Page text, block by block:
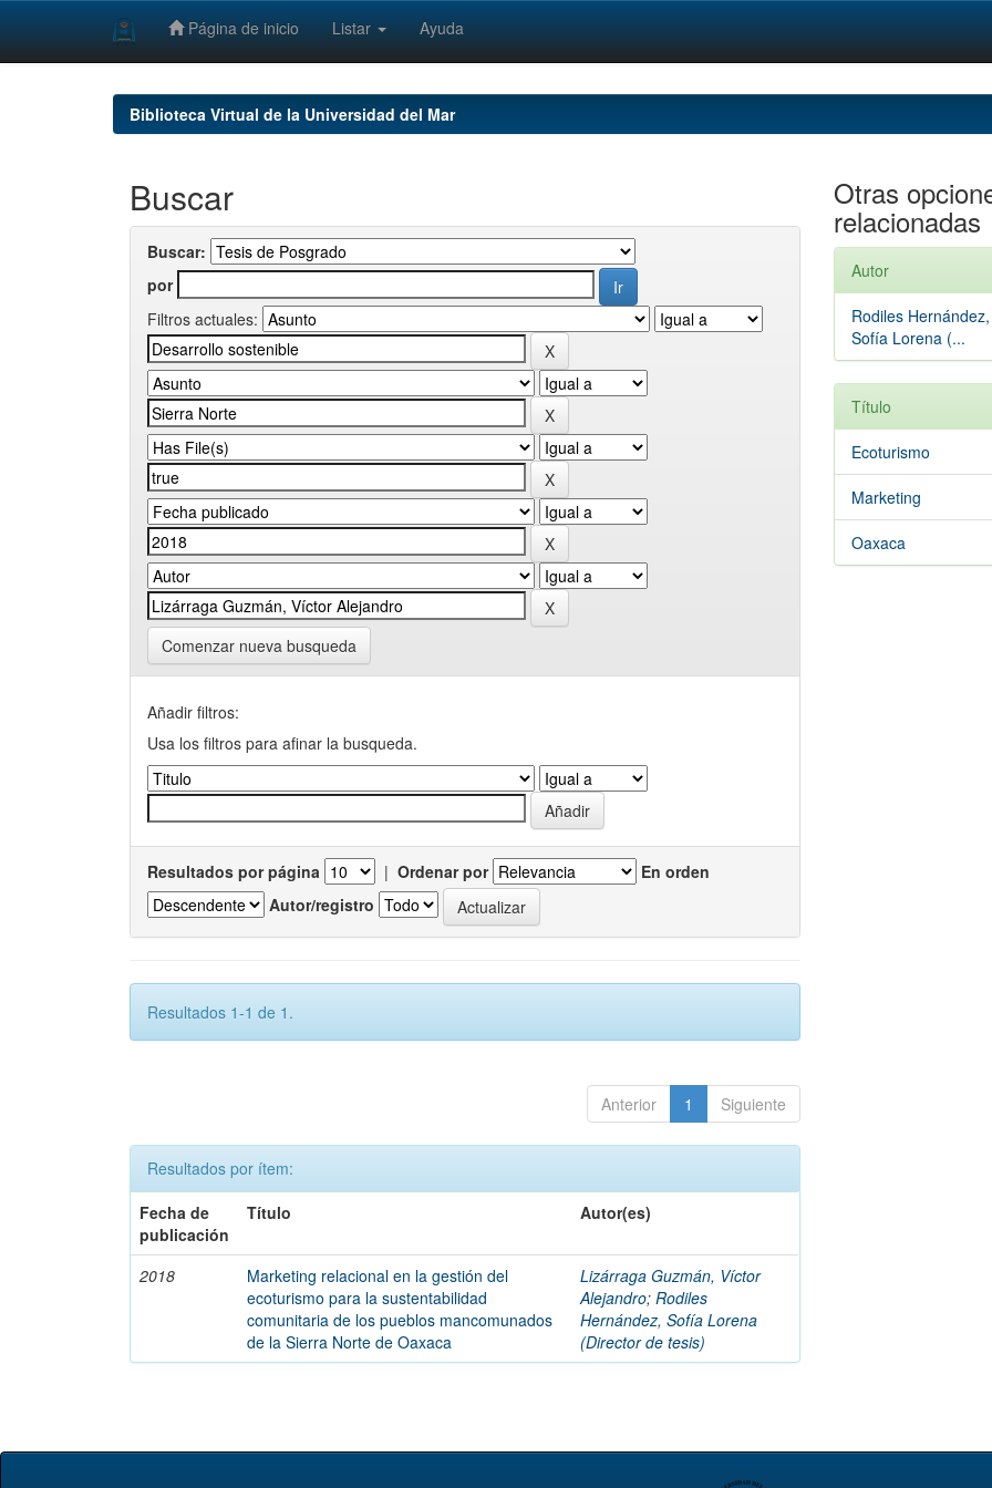
Página de inicio Listar Ayuda
Biblioteca Virtual de la Universidad del Mar
Buscar
Buscar:
por
Filtros actuales:
Comenzar nueva busqueda
Añadir filtros:
Usa los filtros para afinar la busqueda.
Resultados por página | Ordenar por
En orden
Autor/registro
Resultados 1-1 de 1.
Anterior 1 Siguiente
Resultados por ítem:
Fecha de
publicación
Título Autor(es)
2018
Marketing relacional en la gestión del
ecoturismo para la sustentabilidad
comunitaria de los pueblos mancomunados
de la Sierra Norte de Oaxaca
Lizárraga Guzmán, Víctor
Alejandro;Rodiles
Hernández, Sofía Lorena
(Director de tesis)
Otras
relacionadas
Autor
Rodiles Hernández,
Sofía Lorena (...
Título
Ecoturismo
Marketing
Oaxaca